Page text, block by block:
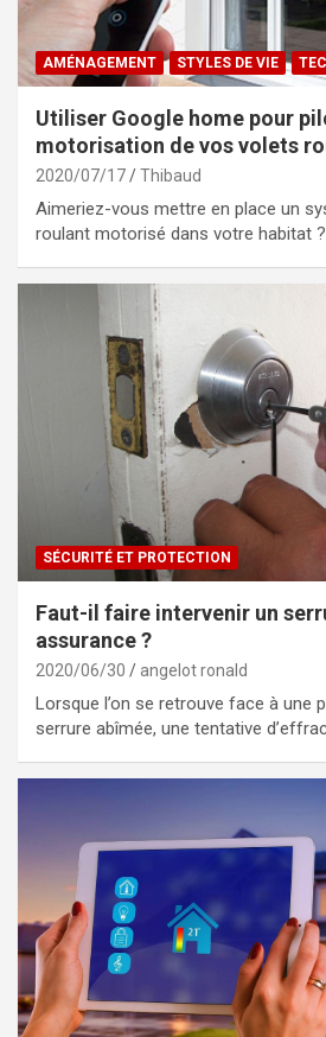
AMÉNAGEMENT STYLES DE VIE
Utiliser Google home pour
motorisation de vos volets
2020/07/17 Thibaud
Aimeriez-vous mettre en place un
roulant motorisé dans votre habitat
SÉCURITÉ ET PROTECTION
Faut-il faire intervenir un
assurance ?
2020/06/30 angelot ronald
Lorsque l’on se retrouve face à une
serrure abîmée, une tentative